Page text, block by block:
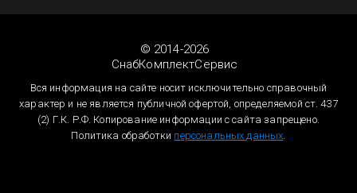
© 2014-2026
СнабКомплектСервис
Вся информация на сайте носит исключительно справочный
характер и не является публичной офертой, определяемой ст. 437
(2) Г.К. Р.Ф. Копирование информации с сайта запрещено.
Политика обработки персональных данных.